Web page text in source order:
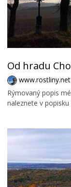
Od hradu
www.rostliny.net
Rýmovaný popis
naleznete v